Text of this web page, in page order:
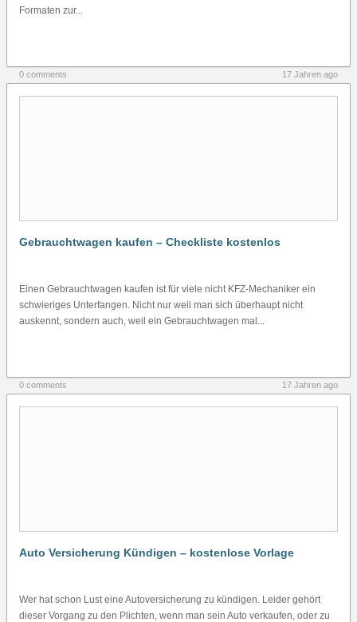
Formaten zur...
0 comments 17 Jahren ago
Gebrauchtwagen kaufen – Checkliste kostenlos
Einen Gebrauchtwagen kaufen ist für viele nicht KFZ-Mechaniker ein
schwieriges Unterfangen. Nicht nur weil man sich überhaupt nicht
auskennt, sondern auch, weil ein Gebrauchtwagen mal...
0 comments 17 Jahren ago
Auto Versicherung Kündigen – kostenlose Vorlage
Wer hat schon Lust eine Autoversicherung zu kündigen. Leider gehört
dieser Vorgang zu den Plichten, wenn man sein Auto verkaufen, oder zu